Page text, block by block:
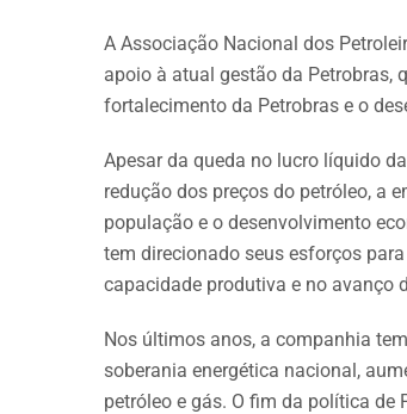
A Associação Nacional dos
apoio à atual gestão da Petrobras,
fortalecimento da Petrobras e o
Apesar da queda no lucro líquido
redução dos preços do petróleo, a
população e o desenvolvimento
tem direcionado seus esforços
capacidade produtiva e no avanço
Nos últimos anos, a companhia
soberania energética nacional,
petróleo e gás. O fim da política de